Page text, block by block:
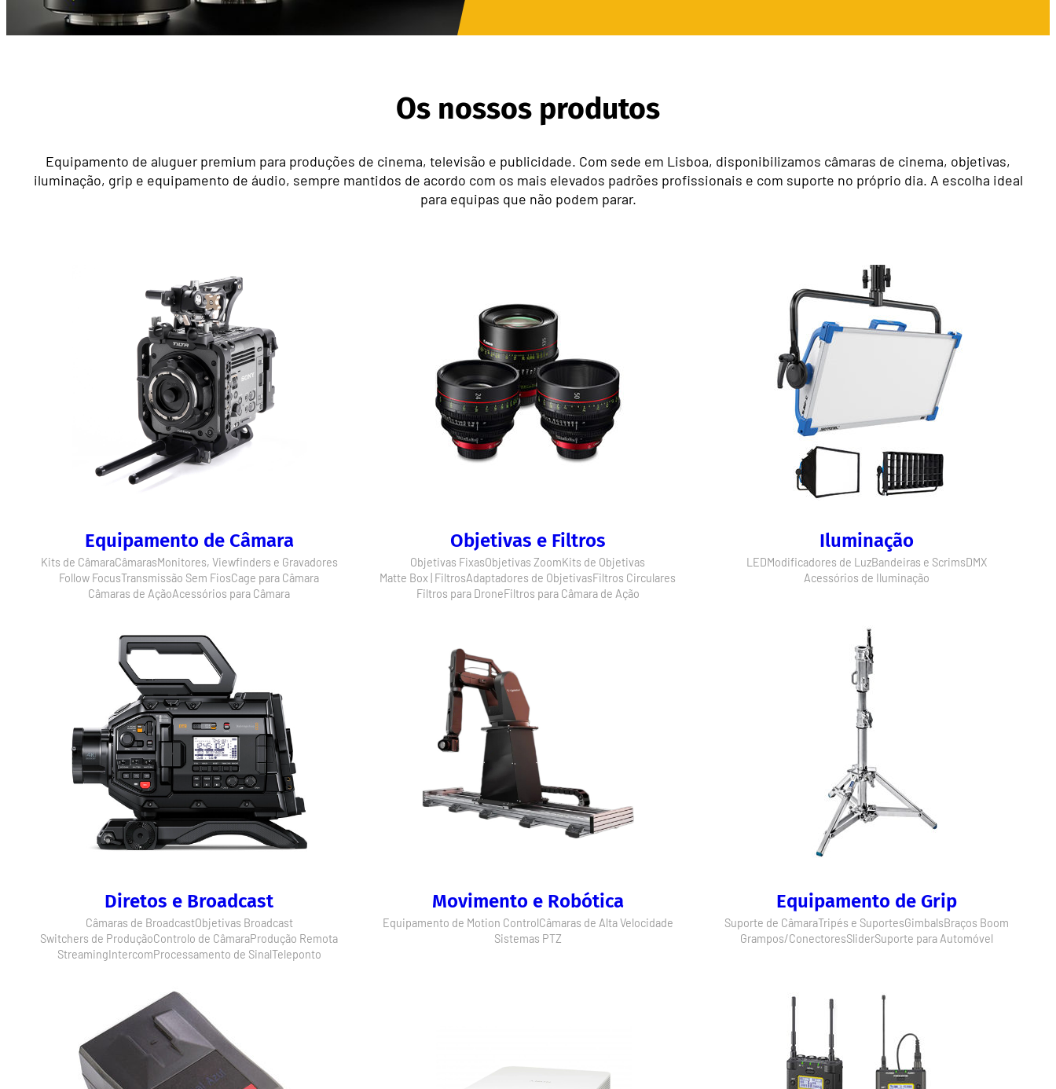
Os nossos produtos
Equipamento de aluguer premium para produções de cinema, televisão e publicidade. Com sede em Lisboa, disponibilizamos câmaras de cinema, objetivas,
iluminação, grip e equipamento de áudio, sempre mantidos de acordo com os mais elevados padrões profissionais e com suporte no próprio dia. A escolha ideal
para equipas que não podem parar.
Equipamento de Câmara
Kits de CâmaraCâmarasMonitores, Viewfinders e Gravadores
Follow FocusTransmissão Sem FiosCage para Câmara
Câmaras de AçãoAcessórios para Câmara
Objetivas e Filtros
Objetivas FixasObjetivas ZoomKits de Objetivas
Matte Box | FiltrosAdaptadores de ObjetivasFiltros Circulares
Filtros para DroneFiltros para Câmara de Ação
Iluminação
LEDModificadores de LuzBandeiras e ScrimsDMX
Acessórios de Iluminação
Diretos e Broadcast
Câmaras de BroadcastObjetivas Broadcast
Switchers de ProduçãoControlo de CâmaraProdução Remota
StreamingIntercomProcessamento de SinalTeleponto
Movimento e Robótica
Equipamento de Motion ControlCâmaras de Alta Velocidade
Sistemas PTZ
Equipamento de Grip
Suporte de CâmaraTripés e SuportesGimbalsBraços Boom
Grampos/ConectoresSliderSuporte para Automóvel